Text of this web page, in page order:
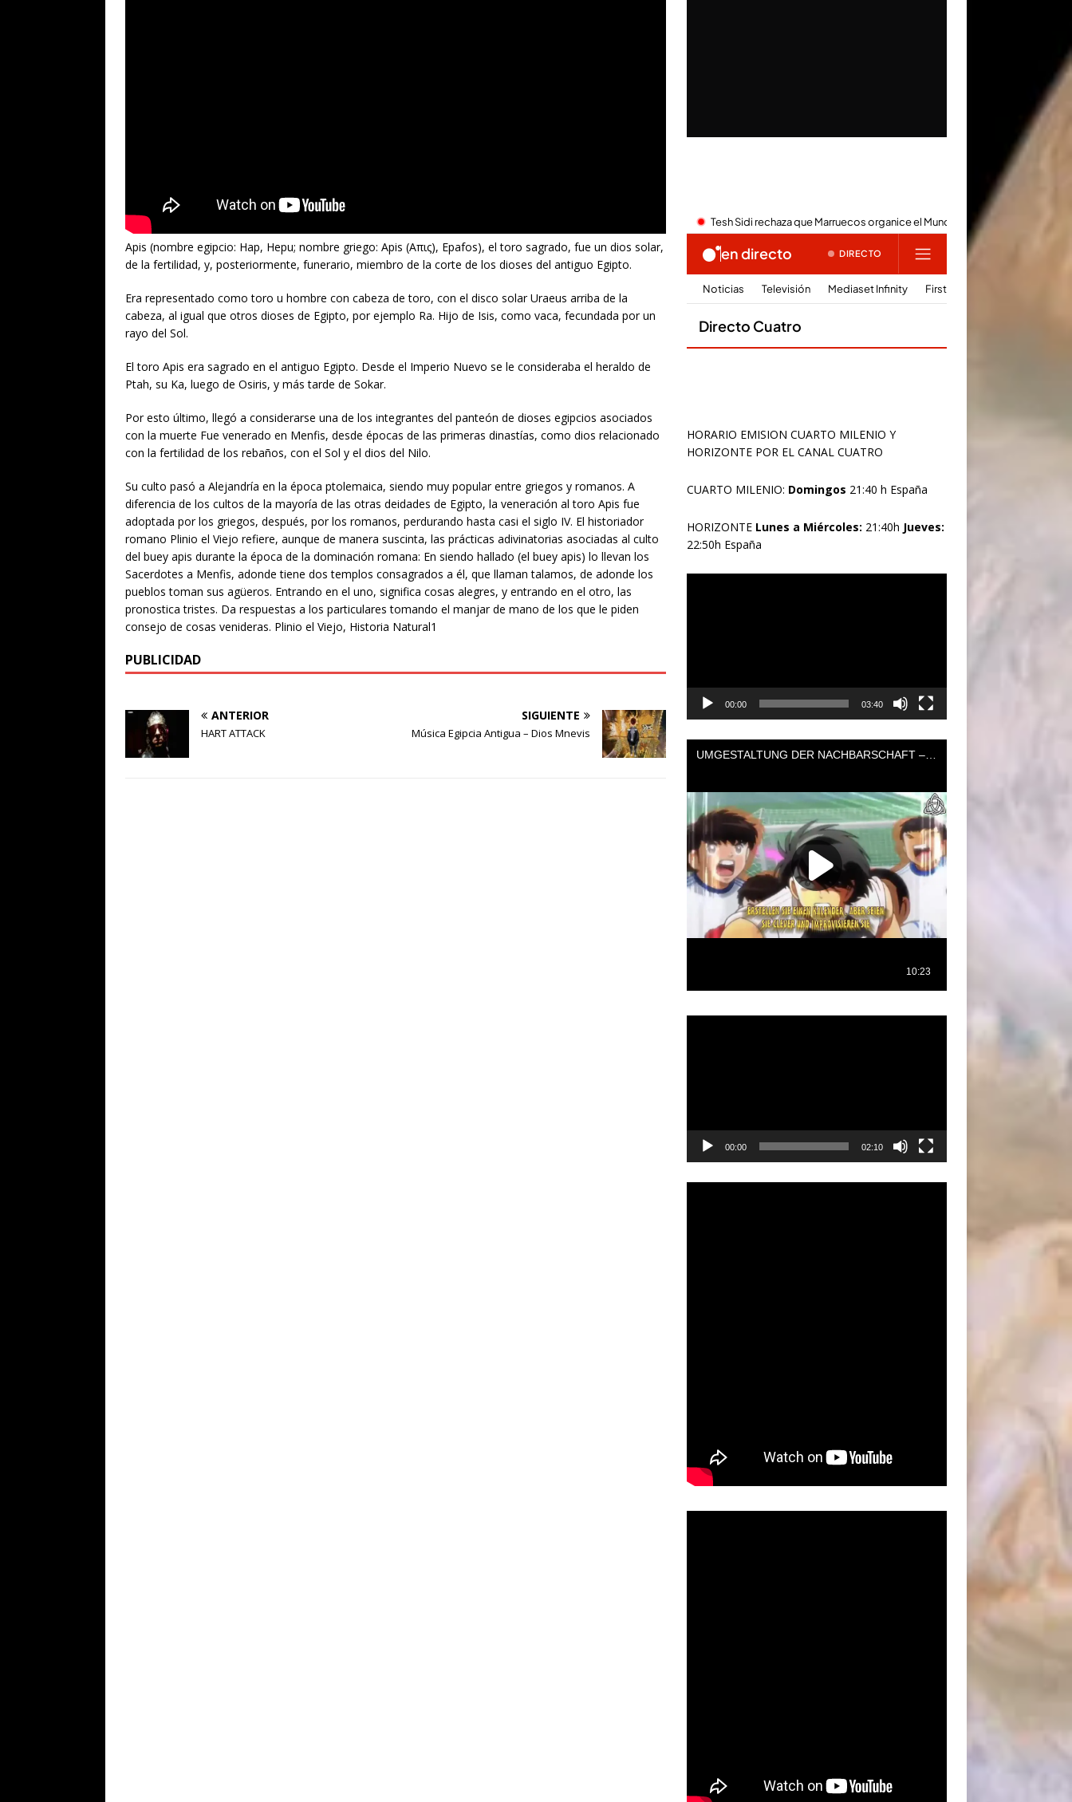
Apis (nombre egipcio: Hap, Hepu; nombre griego: Apis (Απις), Epafos), el toro sagrado, fue un dios solar,
de la fertilidad, y, posteriormente, funerario, miembro de la corte de los dioses del antiguo Egipto.
Era representado como toro u hombre con cabeza de toro, con el disco solar Uraeus arriba de la
cabeza, al igual que otros dioses de Egipto, por ejemplo Ra. Hijo de Isis, como vaca, fecundada por un
rayo del Sol.
El toro Apis era sagrado en el antiguo Egipto. Desde el Imperio Nuevo se le consideraba el heraldo de
Ptah, su Ka, luego de Osiris, y más tarde de Sokar.
Por esto último, llegó a considerarse una de los integrantes del panteón de dioses egipcios asociados
con la muerte Fue venerado en Menfis, desde épocas de las primeras dinastías, como dios relacionado
con la fertilidad de los rebaños, con el Sol y el dios del Nilo.
Su culto pasó a Alejandría en la época ptolemaica, siendo muy popular entre griegos y romanos. A
diferencia de los cultos de la mayoría de las otras deidades de Egipto, la veneración al toro Apis fue
adoptada por los griegos, después, por los romanos, perdurando hasta casi el siglo IV. El historiador
romano Plinio el Viejo refiere, aunque de manera suscinta, las prácticas adivinatorias asociadas al culto
del buey apis durante la época de la dominación romana: En siendo hallado (el buey apis) lo llevan los
Sacerdotes a Menfis, adonde tiene dos templos consagrados a él, que llaman talamos, de adonde los
pueblos toman sus agüeros. Entrando en el uno, significa cosas alegres, y entrando en el otro, las
pronostica tristes. Da respuestas a los particulares tomando el manjar de mano de los que le piden
consejo de cosas venideras. Plinio el Viejo, Historia Natural1​
PUBLICIDAD
ANTERIOR
HART ATTACK
SIGUIENTE
Música Egipcia Antigua – Dios Mnevis
HORARIO EMISION CUARTO MILENIO Y
HORIZONTE POR EL CANAL CUATRO
CUARTO MILENIO: Domingos 21:40 h España
HORIZONTE Lunes a Miércoles: 21:40h Jueves:
22:50h España
00:00 03:40
00:00 02:10